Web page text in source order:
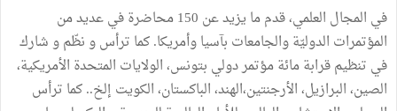
في المجال العلمي، قدم ما يزيد عن 150 محاضرة في عديد من
المؤتمرات الدوليّة والجامعات بآسيا وأمريكا. كما ترأس و نظّم و شارك
في تنظيم قرابة مائة مؤتمر دولي بتونس، الولايات المتحدة الأمريكية،
الصين، البرازيل، الأرجنتين،الهند، الباكستان، الكويت إلخ.. كما ترأس